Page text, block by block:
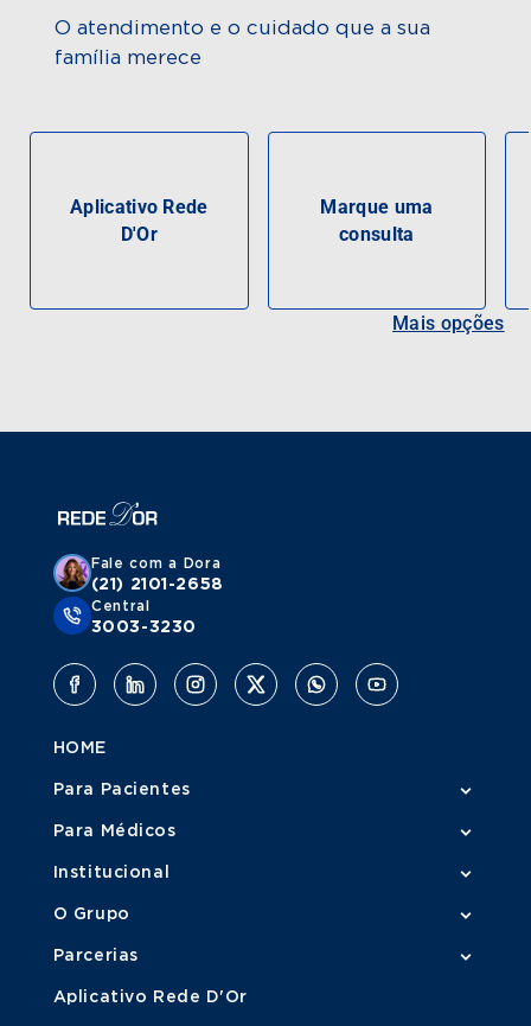
O atendimento e o cuidado que a sua
família merece
Aplicativo Rede
D'Or
Marque uma
consulta
Mais opções
Fale com a Dora
(21) 2101-2658
Central
3003-3230
HOME
Para Pacientes
Para Médicos
Institucional
O Grupo
Parcerias
Aplicativo Rede D'Or